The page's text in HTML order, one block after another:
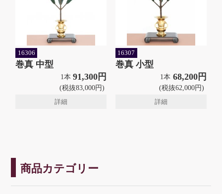
商品カテゴリー
16306
巻真 中型
1本 91,300円
(税抜83,000円)
詳細
16307
巻真 小型
1本 68,200円
(税抜62,000円)
詳細